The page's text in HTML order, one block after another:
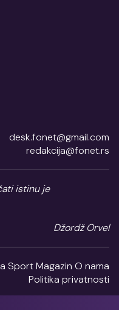
desk.fonet@gmail.com
redakcija@fonet.rs
istinu je
Džordž Orvel
SportMagazin O nama
Politika privatnosti